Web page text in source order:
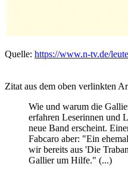
Quelle: https://www.n-tv.de/
Zitat aus dem oben verlinkten
Wie und warum die
erfahren Leserinnen und
neue Band erscheint.
Fabcaro aber: "Ein
wir bereits aus 'Die
Gallier um Hilfe." (...)